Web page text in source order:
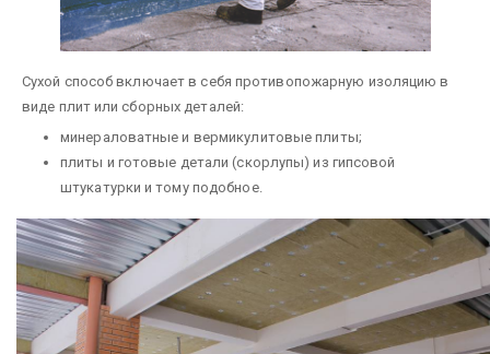
Сухой способ включает в себя противопожарную изоляцию в
виде плит или сборных деталей:
минераловатные и вермикулитовые плиты;
плиты и готовые детали (скорлу­пы) из гипсовой
штукатурки и тому подобное.